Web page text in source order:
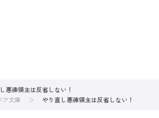
悪徳領主は反省しない！
ア文庫 やり直し悪徳領主は反省しない！